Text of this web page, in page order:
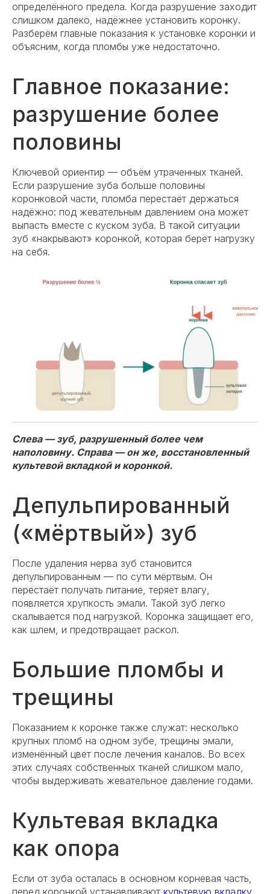
определённого предела. Когда разрушение заходит
слишком далеко, надёжнее установить коронку.
Разберём главные показания к установке коронки и
объясним, когда пломбы уже недостаточно.
Главное показание:
разрушение более
половины
Ключевой ориентир — объём утраченных тканей.
Если разрушение зуба больше половины
коронковой части, пломба перестаёт держаться
надёжно: под жевательным давлением она может
выпасть вместе с куском зуба. В такой ситуации
зуб «накрывают» коронкой, которая берёт нагрузку
на себя.
Слева — зуб, разрушенный более чем
наполовину. Справа — он же, восстановленный
культевой вкладкой и коронкой.
Депульпированный
(«мёртвый») зуб
После удаления нерва зуб становится
депульпированным — по сути мёртвым. Он
перестаёт получать питание, теряет влагу,
появляется хрупкость эмали. Такой зуб легко
скалывается под нагрузкой. Коронка защищает его,
как шлем, и предотвращает раскол.
Большие пломбы и
трещины
Показанием к коронке также служат: несколько
крупных пломб на одном зубе, трещины эмали,
изменённый цвет после лечения каналов. Во всех
этих случаях собственных тканей слишком мало,
чтобы выдерживать жевательное давление годами.
Культевая вкладка
как опора
Если от зуба осталась в основном корневая часть,